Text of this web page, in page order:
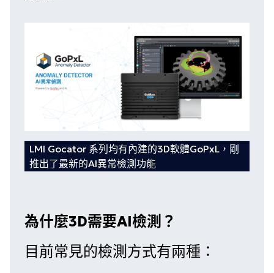
LMI Gocator 系列均有內建的3D軟體GoPxL，剛
推出了最新的AI異常檢測功能
為什麼3D需要AI檢測？
目前常見的檢測方式有兩種：